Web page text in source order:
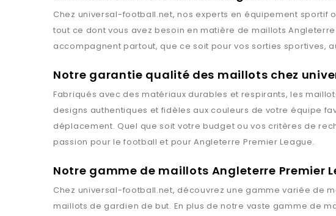
Chez universal-football.net, nos experts en équipement sportif
tout ce dont vous avez besoin en matière de maillots
accompagnent partout, que ce soit pour vos sorties sportives,
Notre garantie qualité des maillots chez
Fabriqués avec des matériaux durables et respirants, les
designs authentiques et fidèles aux couleurs de votre équipe
déplacement. Quel que soit votre budget ou vos critères de
passion pour le football et pourAngleterre Premier League.
Notre gamme de maillots Angleterre Premier
Chez universal-football.net, découvrez une gamme variée de
maillots de gardien de but. En plus de notre vaste gamme de